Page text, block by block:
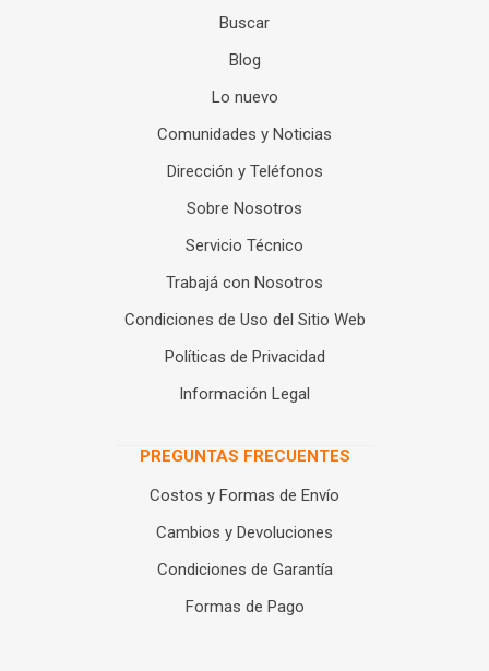
Buscar
Blog
Lo nuevo
Comunidades y Noticias
Dirección y Teléfonos
Sobre Nosotros
Servicio Técnico
Trabajá con Nosotros
Condiciones de Uso del Sitio Web
Políticas de Privacidad
Información Legal
PREGUNTAS FRECUENTES
Costos y Formas de Envío
Cambios y Devoluciones
Condiciones de Garantía
Formas de Pago